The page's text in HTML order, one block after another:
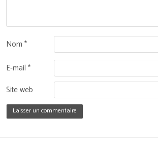
Nom*
E-mail*
Site web